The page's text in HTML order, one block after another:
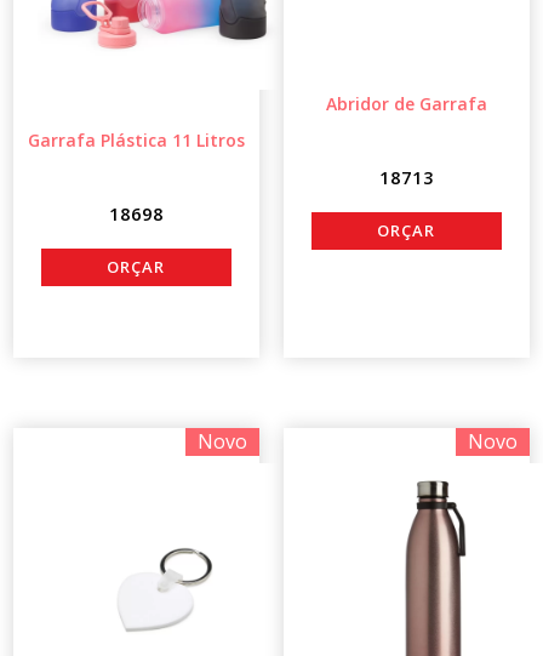
Garrafa Plástica 11 Litros
18698
Abridor de Garrafa
18713
Novo Novo